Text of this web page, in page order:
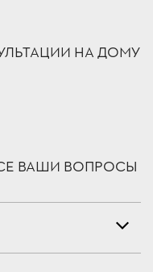
НА ДОМУ
ВАШИ ВОПРОСЫ